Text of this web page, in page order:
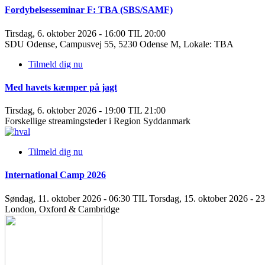
Fordybelsesseminar F: TBA (SBS/SAMF)
Tirsdag, 6. oktober 2026 - 16:00 TIL 20:00
SDU Odense, Campusvej 55, 5230 Odense M, Lokale: TBA
Tilmeld dig nu
Med havets kæmper på jagt
Tirsdag, 6. oktober 2026 - 19:00 TIL 21:00
Forskellige streamingsteder i Region Syddanmark
Tilmeld dig nu
International Camp 2026
Søndag, 11. oktober 2026 - 06:30 TIL Torsdag, 15. oktober 2026 -
London, Oxford & Cambridge